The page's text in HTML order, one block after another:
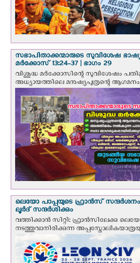
സഭാപിതാക്കന്മാരുടെ സുവിശേഷ
മര്‍ക്കോസ് 13:24-37 | ഭാഗം 29
വിശുദ്ധ മര്‍ക്കോസിന്റെ സുവിശേഷം
അധ്യായത്തിലെ മനുഷ്യപുത്രന്റെ
ലെയോ പാപ്പയുടെ ഫ്രാന്‍സ്
ലൂര്‍ദ് സന്ദര്‍ശിക്കും
വത്തിക്കാന്‍ സിറ്റി: ഫ്രാൻസിലേക്കു
നടത്തുവാനിരിക്കുന്ന